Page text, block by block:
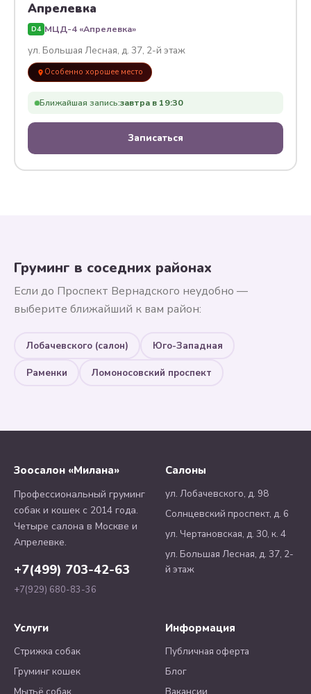
Апрелевка
D4 МЦД-4 «Апрелевка»
ул. Большая Лесная, д. 37, 2-й этаж
Особенно хорошее место
Ближайшая запись:завтра в 19:30
Записаться
Груминг в соседних районах
Если до Проспект Вернадского неудобно —
выберите ближайший к вам район:
Лобачевского (салон) Юго-Западная
Раменки Ломоносовский проспект
Зоосалон «Милана»
Профессиональный груминг
собак и кошек с 2014 года.
Четыре салона в Москве и
Апрелевке.
+7(499) 703-42-63
+7(929) 680-83-36
Салоны
ул. Лобачевского, д. 98
Солнцевский проспект, д. 6
ул. Чертановская, д. 30, к. 4
ул. Большая Лесная, д. 37, 2-
й этаж
Услуги
Стрижка собак
Груминг кошек
Информация
Публичная оферта
Блог